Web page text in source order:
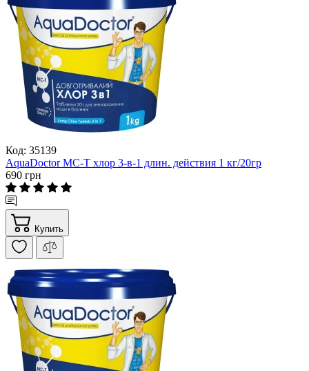
Код: 35139
AquaDoctor MC-T хлор 3-в-1 длин. действия 1 кг/20гр
690 грн
Купить